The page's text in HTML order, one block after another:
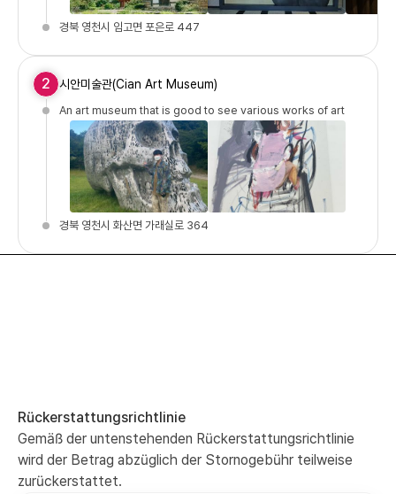
경북 영천시 임고면 포은로 447
2 시안미술관(Cian Art Museum)
An art museum that is good to see various works of art
경북 영천시 화산면 가래실로 364
Rückerstattungsrichtlinie
Gemäß der untenstehenden Rückerstattungsrichtlinie
wird der Betrag abzüglich der Stornogebühr teilweise
zurückerstattet.